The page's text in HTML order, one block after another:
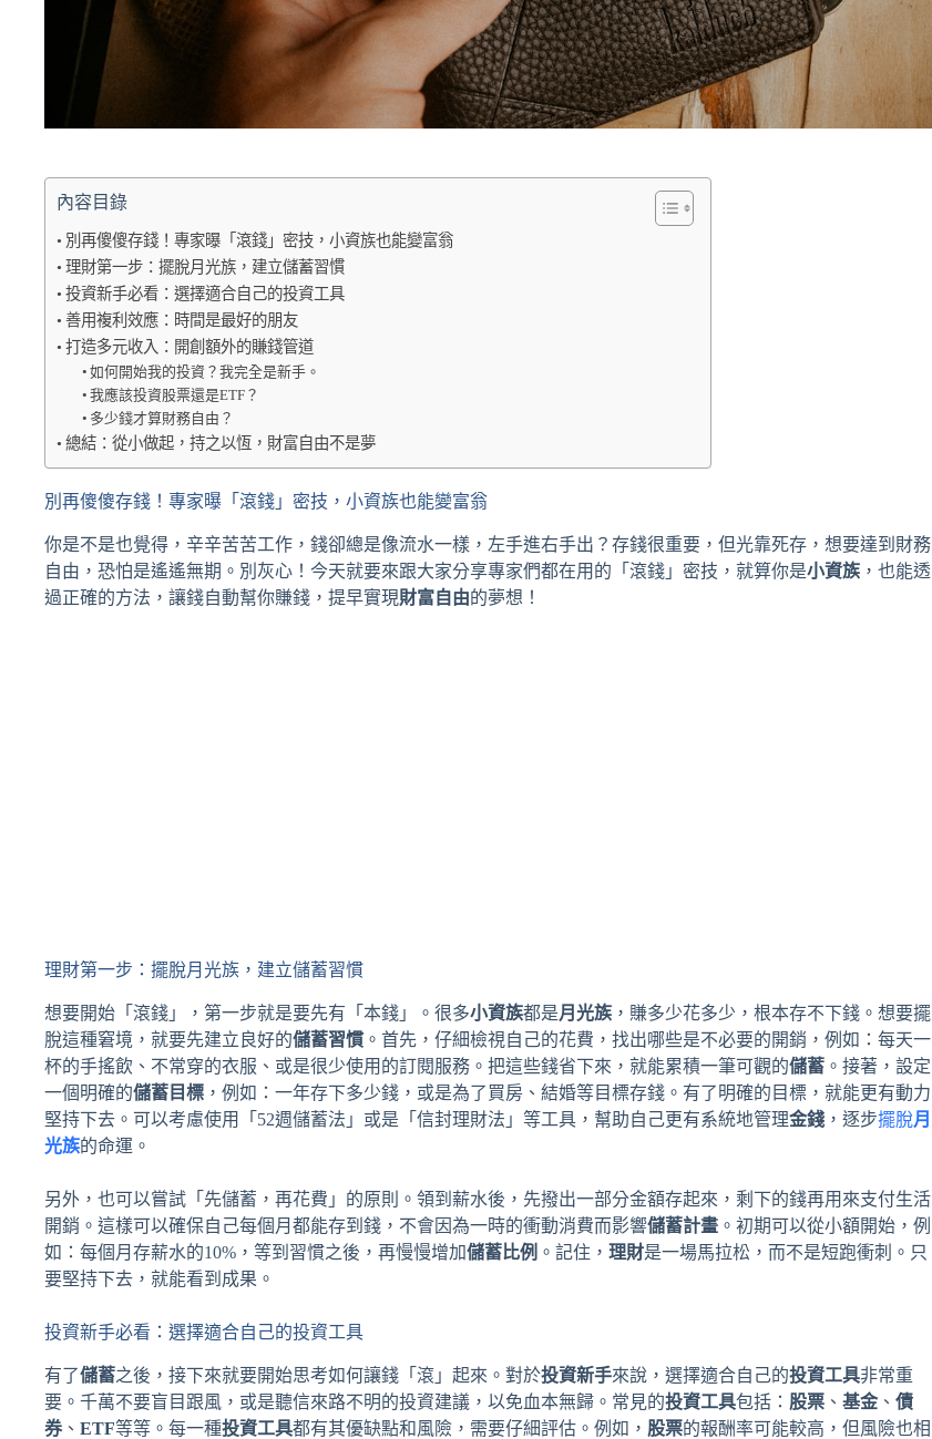
內容目錄
別再傻傻存錢！專家曝「滾錢」密技，小資族也能變富翁
理財第一步：擺脫月光族，建立儲蓄習慣
投資新手必看：選擇適合自己的投資工具
善用複利效應：時間是最好的朋友
打造多元收入：開創額外的賺錢管道
如何開始我的投資？我完全是新手。
我應該投資股票還是ETF？
多少錢才算財務自由？
總結：從小做起，持之以恆，財富自由不是夢
別再傻傻存錢！專家曝「滾錢」密技，小資族也能變富翁
你是不是也覺得，辛辛苦苦工作，錢卻總是像流水一樣，左手進右手出？存錢很重要，但光靠死存，想要達到財務
自由，恐怕是遙遙無期。別灰心！今天就要來跟大家分享專家們都在用的「滾錢」密技，就算你是小資族 ，也能透
過正確的方法，讓錢自動幫你賺錢，提早實現財富自由的夢想！
理財第一步：擺脫月光族，建立儲蓄習慣
想要開始「滾錢」，第一步就是要先有「本錢」。很多小資族都是月光族 ，賺多少花多少，根本存不下錢。想要擺
脫這種窘境，就要先建立良好的儲蓄習慣 。首先，仔細檢視自己的花費，找出哪些是不必要的開銷，例如：每天一
杯的手搖飲、不常穿的衣服、或是很少使用的訂閱服務。把這些錢省下來，就能累積一筆可觀的儲蓄 。接著，設定
一個明確的儲蓄目標 ，例如：一年存下多少錢，或是為了買房、結婚等目標存錢。有了明確的目標，就能更有動力
堅持下去。可以考慮使用「52週儲蓄法」或是「信封理財法」等工具，幫助自己更有系統地管理金錢 ，逐步擺脫月
光族的命運。
另外，也可以嘗試「先儲蓄，再花費」的原則。領到薪水後，先撥出一部分金額存起來，剩下的錢再用來支付生活
開銷。這樣可以確保自己每個月都能存到錢，不會因為一時的衝動消費而影響儲蓄計畫 。初期可以從小額開始，例
如：每個月存薪水的10%，等到習慣之後，再慢慢增加儲蓄比例 。記住， 理財是一場馬拉松，而不是短跑衝刺。只
要堅持下去，就能看到成果。
投資新手必看：選擇適合自己的投資工具
有了儲蓄之後，接下來就要開始思考如何讓錢「滾」起來。對於投資新手來說，選擇適合自己的投資工具非常重
要。千萬不要盲目跟風，或是聽信來路不明的投資建議，以免血本無歸。常見的投資工具包括： 股票 、 基金 、 債
券、 ETF等等。每一種投資工具都有其優缺點和風險，需要仔細評估。例如， 股票的報酬率可能較高，但風險也相